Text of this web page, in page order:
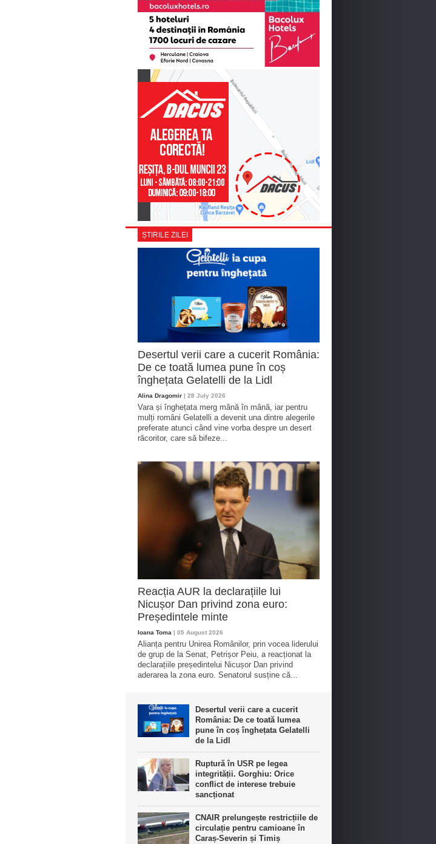
ȘTIRILE ZILEI
Desertul verii care a cucerit România:
De ce toată lumea pune în coș
înghețata Gelatelli de la Lidl
Alina Dragomir | 28 July 2026
Vara și înghețata merg mână în mână, iar pentru
mulți români Gelatelli a devenit una dintre alegerile
preferate atunci când vine vorba despre un desert
răcoritor, care să bifeze...
Reacția AUR la declarațiile lui
Nicușor Dan privind zona euro:
Președintele minte
Ioana Toma | 05 August 2026
Alianța pentru Unirea Românilor, prin vocea liderului
de grup de la Senat, Petrișor Peiu, a reacționat la
declarațiile președintelui Nicușor Dan privind
aderarea la zona euro. Senatorul susține că...
Desertul verii care a cucerit
România: De ce toată lumea
pune în coș înghețata Gelatelli
de la Lidl
Ruptură în USR pe legea
integrității. Gorghiu: Orice
conflict de interese trebuie
sancționat
CNAIR prelungește restricțiile de
circulație pentru camioane în
Caraș-Severin și Timiș